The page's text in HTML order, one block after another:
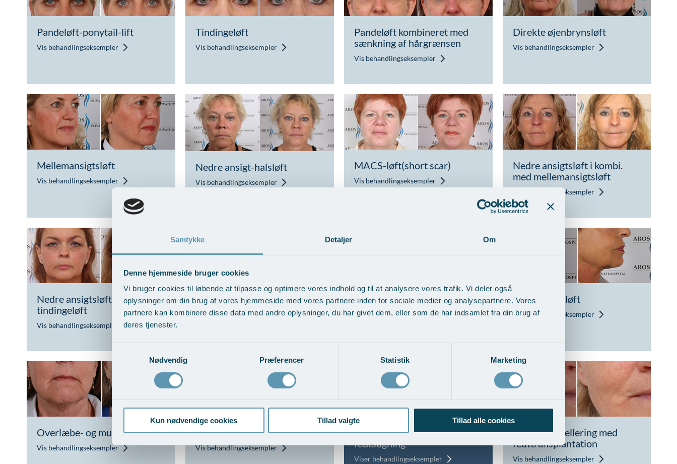
Samtykke Detaljer Om
Denne hjemmeside bruger cookies
Vi bruger cookies til løbende at tilpasse og optimere vores indhold og til at analysere vores trafik. Vi deler også
oplysninger om din brug af vores hjemmeside med vores partnere inden for sociale medier og analysepartnere. Vores
partnere kan kombinere disse data med andre oplysninger, du har givet dem, eller som de har indsamlet fra din brug af
deres tjenester.
Nødvendig
Præferencer Statistik Marketing
Kun nødvendige cookies Tillad valgte Tillad alle cookies
Pandeløft-ponytail-lift
Vis behandlingseksempler
Tindingeløft
Vis behandlingseksempler
Pandeløft kombineret med
sænkning af hårgrænsen
Vis behandlingseksempler
Direkte øjenbrynsløft
Vis behandlingseksempler
Mellemansigtsløft
Vis behandlingseksempler
Nedre ansigt-halsløft
Vis behandlingseksempler
MACS-løft(short scar)
Vis behandlingseksempler
Nedre ansigtsløft i kombi.
med mellemansigtsløft
Vis behandlingseksempler
Nedre ansigtsløft med pande-
tindingeløft
Vis behandlingseksempler
Trådløft ansigt
Vis behandlingseksempler
Indirekte halsløft
Vis behandlingseksempler
Direkte halsløft
Vis behandlingseksempler
Overlæbe- og mundvigsløft
Vis behandlingseksempler
Kind-mundfureopstramning
Vis behandlingseksempler
Ansigtsmodellering med
fedtsugning
Viser behandlingseksempler
Ansigtsmodellering med
fedttransplantation
Vis behandlingseksempler